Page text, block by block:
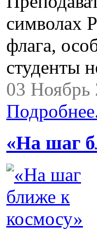
символах
флага,
студенты
03 Ноябрь
«На шаг